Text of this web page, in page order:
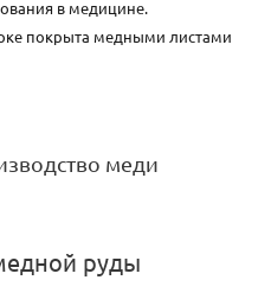
в медицине.
покрыта медными листами
меди
руды